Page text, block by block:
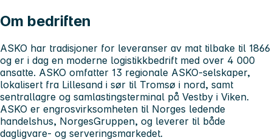
Om bedriften
ASKO har tradisjoner for leveranser av mat tilbake til 1866
og er i dag en moderne logistikkbedrift med over 4 000
ansatte. ASKO omfatter 13 regionale ASKO-selskaper,
lokalisert fra Lillesand i sør til Tromsø i nord, samt
sentrallagre og samlastingsterminal på Vestby i Viken.
ASKO er engrosvirksomheten til Norges ledende
handelshus, NorgesGruppen, og leverer til både
dagligvare- og serveringsmarkedet.